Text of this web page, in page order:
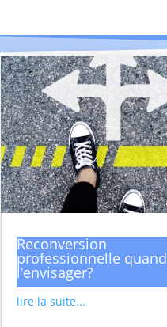
Reconversion
professionnelle quand
l’envisager?
lire la suite...